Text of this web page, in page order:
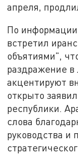
апреля,
По информации
встретил
объятиями",
раздражение в
акцентируют
открыто
республики.
слова
руководства и